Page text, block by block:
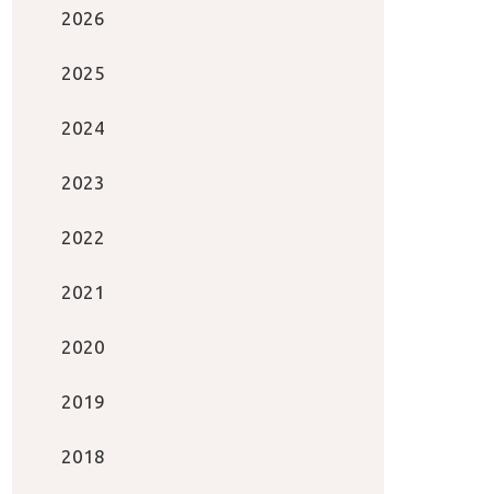
2026
2025
2024
2023
2022
2021
2020
2019
2018